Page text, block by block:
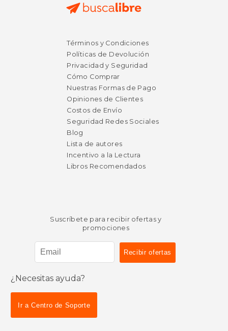
$ 39.92
$ 19.96
40%
dcto.
50%
$ 20.85
Términos y Condiciones
Políticas de Devolución
Privacidad y Seguridad
Cómo Comprar
Nuestras Formas de Pago
Opiniones de Clientes
Costos de Envío
Seguridad Redes Sociales
Blog
Lista de autores
Incentivo a la Lectura
Libros Recomendados
Suscríbete para recibir ofertas y
promociones
¿Necesitas ayuda?
Ir a Centro de Soporte